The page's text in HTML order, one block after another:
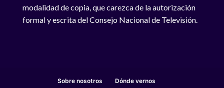
modalidad de copia, que carezca de la autorización
formal y escrita del Consejo Nacional de Televisión.
Sobre nosotros
Dónde vernos